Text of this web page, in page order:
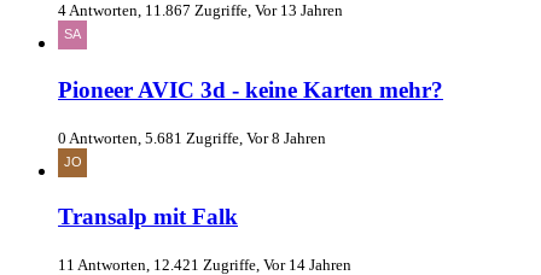
4 Antworten, 11.867 Zugriffe, Vor 13 Jahren
Pioneer AVIC 3d - keine Karten mehr?
0 Antworten, 5.681 Zugriffe, Vor 8 Jahren
Transalp mit Falk
11 Antworten, 12.421 Zugriffe, Vor 14 Jahren